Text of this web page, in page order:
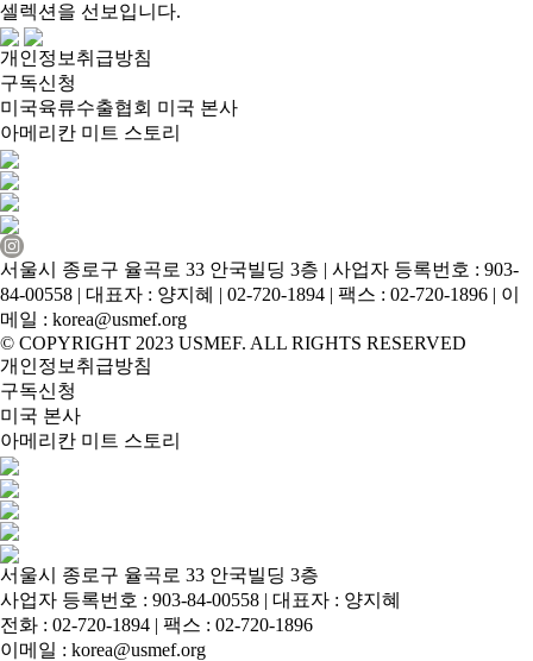
셀렉션을 선보입니다.
개인정보취급방침
구독신청
미국육류수출협회 미국 본사
아메리칸 미트 스토리
서울시 종로구 율곡로 33 안국빌딩 3층 | 사업자 등록번호 : 903-
84-00558 | 대표자 : 양지혜 | 02-720-1894 | 팩스 : 02-720-1896 | 이
메일 : korea@usmef.org
© COPYRIGHT 2023 USMEF. ALL RIGHTS RESERVED
개인정보취급방침
구독신청
미국 본사
아메리칸 미트 스토리
서울시 종로구 율곡로 33 안국빌딩 3층
사업자 등록번호 : 903-84-00558 | 대표자 : 양지혜
전화 : 02-720-1894 | 팩스 : 02-720-1896
이메일 : korea@usmef.org